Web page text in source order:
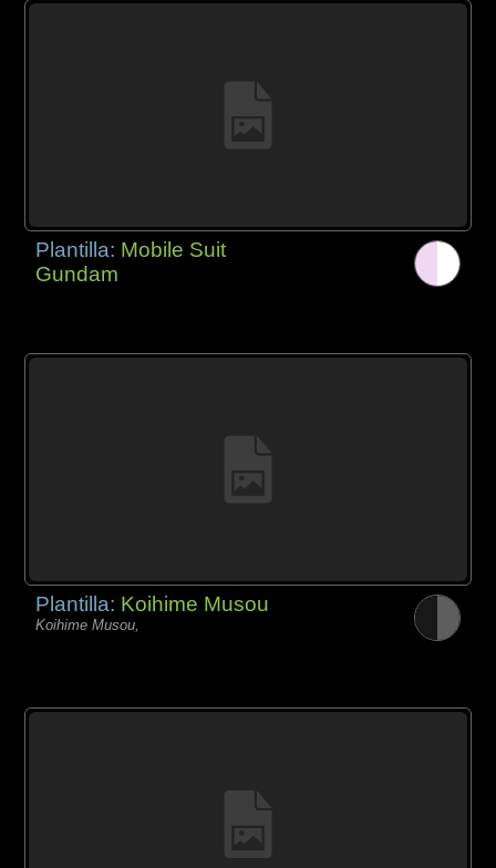
Plantilla: Mobile Suit
Gundam
Plantilla: Koihime Musou
Koihime Musou,